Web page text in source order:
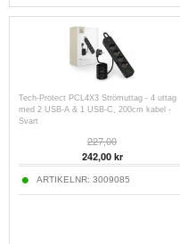
Tech-Protect PCL4X3 Strömuttag - 4 uttag
med 2 USB-A & 1 USB-C, 200cm kabel -
Svart
227,00
242,00kr
ARTIKELNR: 3009085